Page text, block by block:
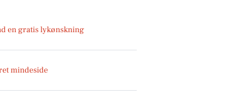
en gratis lykønskning
mindeside